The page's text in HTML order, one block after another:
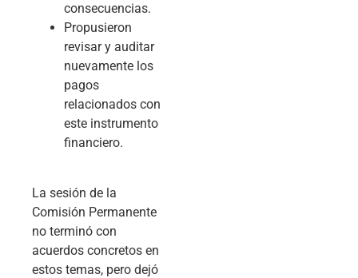
consecuencias.
Propusieron
revisar y auditar
nuevamente los
pagos
relacionados con
este instrumento
financiero.
La sesión de la
Comisión Permanente
no terminó con
acuerdos concretos en
estos temas, pero dejó